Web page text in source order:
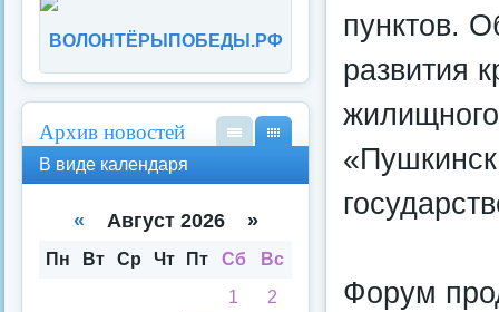
пунктов.
развития
Форум
ВОЛОНТЁРЫПОБЕДЫ.РФ
Архив новостей
кал
аря
спи
В виде календаря
« Август 2026 »
Пн Вт Ср Чт Пт Сб
Вс
1
2